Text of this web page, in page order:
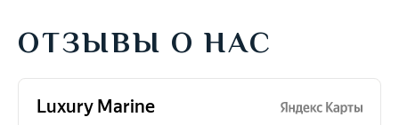
ОТЗЫВЫ О НАС